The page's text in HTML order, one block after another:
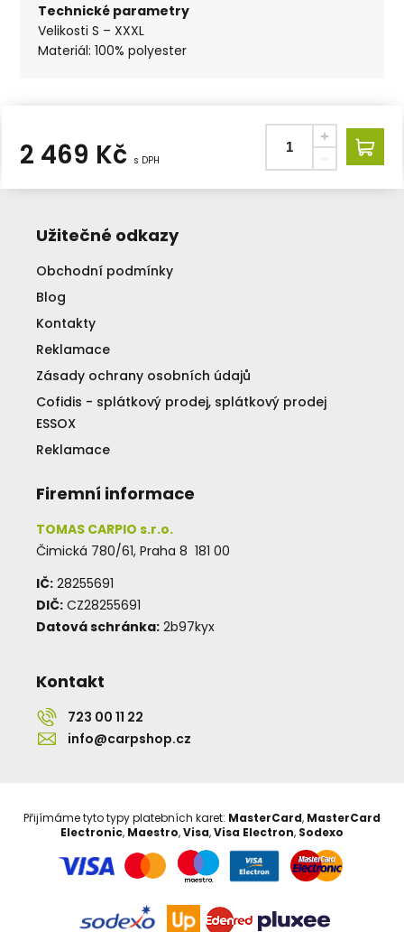
Technické parametry
Velikosti S – XXXL
Materiál: 100% polyester
2 469 Kč s DPH
Užitečné odkazy
Obchodní podmínky
Blog
Kontakty
Reklamace
Zásady ochrany osobních údajů
Cofidis - splátkový prodej, splátkový prodej
ESSOX
Reklamace
Firemní informace
TOMAS CARPIO s.r.o.
Čimická 780/61, Praha 8 181 00
IČ: 28255691
DIČ: CZ28255691
Datová schránka: 2b97kyx
Kontakt
723 00 11 22
info@carpshop.cz
Přijímáme tyto typy platebních karet: MasterCard, MasterCard
Electronic, Maestro,Visa,Visa Electron, Sodexo